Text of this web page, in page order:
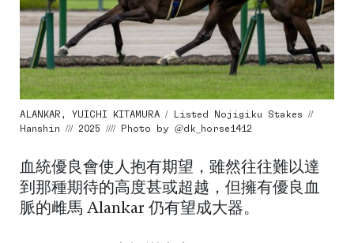
ALANKAR, YUICHI KITAMURA / Listed Nojigiku Stakes //
Hanshin /// 2025 //// Photo by @dk_horse1412
血統優良會使人抱有期望，雖然往往難以達
到那種期待的高度甚或超越，但擁有優良血
脈的雌馬 Alankar 仍有望成大器。